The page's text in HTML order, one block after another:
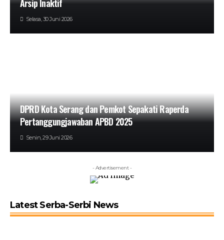
Arsip Inaktif
Selasa, 30 Juni 2026
DPRD Kota Serang dan Pemkot Sepakati Raperda
Pertanggungjawaban APBD 2025
Senin, 29 Juni 2026
- Advertisement -
Latest Serba-Serbi News